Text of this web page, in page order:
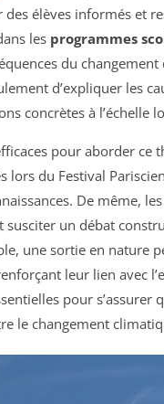
élèves informés et
les programmes
du
d’expliquer les
concrètes à l’échelle
pour aborder ce
lors du Festival
De même, les
susciter un débat
une sortie en nature
leur lien avec
pour
le changement